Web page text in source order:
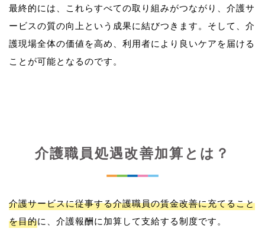
最終的には、これらすべての取り組みがつながり、介護サ
ービスの質の向上という成果に結びつきます。そして、介
護現場全体の価値を高め、利用者により良いケアを届ける
介護職員処遇改善加算とは？
介護サービスに従事する介護職員の賃金改善に充てること
を目的に、介護報酬に加算して支給する制度です。